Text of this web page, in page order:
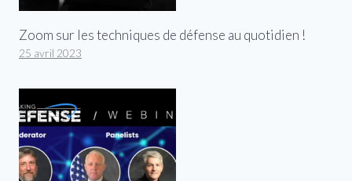
Zoom sur les techniques de défense au quotidien !
25 avril 2023